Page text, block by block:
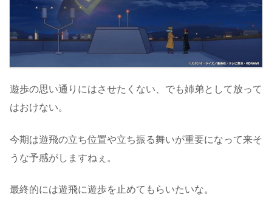
遊歩の思い通りにはさせたくない、でも姉弟として放って
はおけない。
今期は遊飛の立ち位置や立ち振る舞いが重要になって来そ
うな予感がしますねぇ。
最終的には遊飛に遊歩を止めてもらいたいな。